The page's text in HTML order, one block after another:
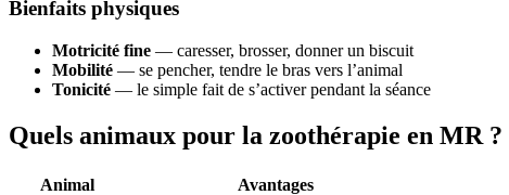
Bienfaits physiques
Motricité fine — caresser, brosser, donner un biscuit
Mobilité — se pencher, tendre le bras vers l’animal
Tonicité — le simple fait de s’activer pendant la séance
Quels animaux pour la zoothérapie en MR ?
Animal Avantages